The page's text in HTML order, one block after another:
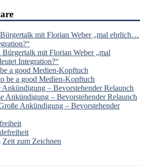
mit Florian Weber „mal ehrlich…
Bürgertalk mit Florian Weber „mal
Integration?“
a good Medien-Kopftuch
be a good Medien-Kopftuch
Ankündigung – Bevorstehender Relaunch
Ankündigung – Bevorstehender Relaunch
Ankündigung – Bevorstehender
Zeit zum Zeichnen